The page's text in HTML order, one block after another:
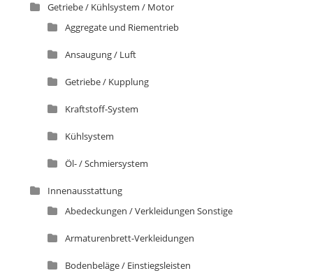
Getriebe / Kühlsystem / Motor
Aggregate und Riementrieb
Ansaugung / Luft
Getriebe / Kupplung
Kraftstoff-System
Kühlsystem
Öl- / Schmiersystem
Innenausstattung
Abedeckungen / Verkleidungen Sonstige
Armaturenbrett-Verkleidungen
Bodenbeläge / Einstiegsleisten